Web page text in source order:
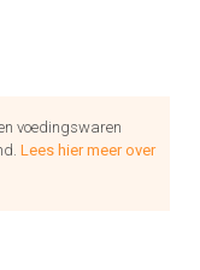
voedingswaren
Lees hier meer over